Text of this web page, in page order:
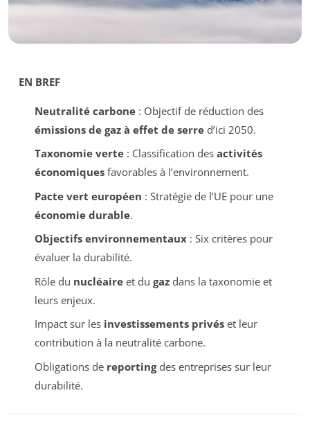
EN BREF
Neutralité carbone: Objectif de réduction des
émissions de gaz à effet de serred’ici 2050.
Taxonomie verte: Classification des activités
économiquesfavorables à l’environnement.
Pacte vert européen : Stratégie de l’UE pour une
économie durable.
Objectifs environnementaux: Six critères pour
évaluer la durabilité.
Rôle du nucléaireet du gazdans la taxonomie et
leurs enjeux.
Impact sur les investissements privéset leur
contribution à la neutralité carbone.
Obligations de reportingdes entreprises sur leur
durabilité.